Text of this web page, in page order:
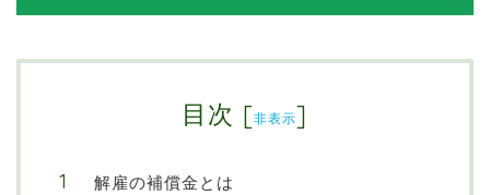
目次 [非表示]
解雇の補償金とは